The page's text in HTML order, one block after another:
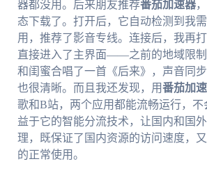
器都没用。后来朋友推荐番茄加速器
态下载了。打开后，它自动检测到我
用，推荐了影音专线。连接后，我再
直接进入了主界面——之前的地域限
和闺蜜合唱了一首《后来》，声音同
也很清晰。而且我还发现，用番茄加
歌和B站，两个应用都能流畅运行，
益于它的智能分流技术，让国内和国
理，既保证了国内资源的访问速度，
的正常使用。